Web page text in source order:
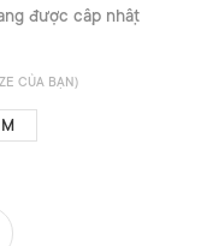
được cập nhật
CỦA BẠN)
M